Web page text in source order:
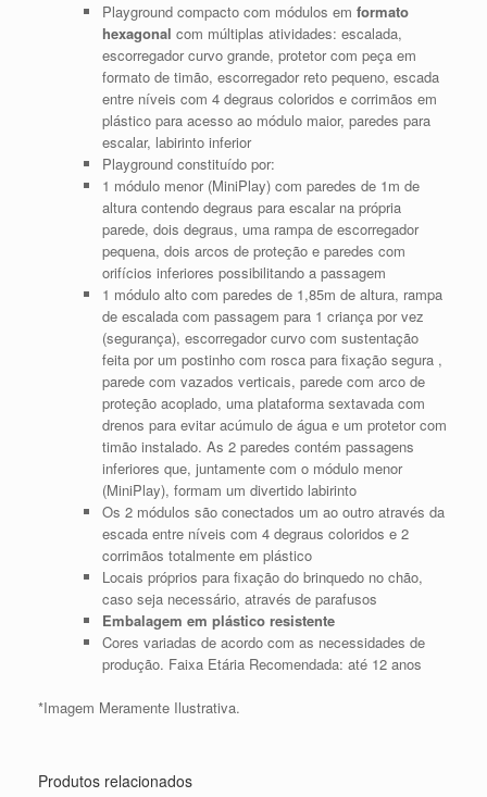
Playground compacto com módulos em formato
hexagonal com múltiplas atividades: escalada,
escorregador curvo grande, protetor com peça em
formato de timão, escorregador reto pequeno, escada
entre níveis com 4 degraus coloridos e corrimãos em
plástico para acesso ao módulo maior, paredes para
escalar, labirinto inferior
Playground constituído por:
1 módulo menor (MiniPlay) com paredes de 1m de
altura contendo degraus para escalar na própria
parede, dois degraus, uma rampa de escorregador
pequena, dois arcos de proteção e paredes com
orifícios inferiores possibilitando a passagem
1 módulo alto com paredes de 1,85m de altura, rampa
de escalada com passagem para 1 criança por vez
(segurança), escorregador curvo com sustentação
feita por um postinho com rosca para fixação segura ,
parede com vazados verticais, parede com arco de
proteção acoplado, uma plataforma sextavada com
drenos para evitar acúmulo de água e um protetor com
timão instalado. As 2 paredes contém passagens
inferiores que, juntamente com o módulo menor
(MiniPlay), formam um divertido labirinto
Os 2 módulos são conectados um ao outro através da
escada entre níveis com 4 degraus coloridos e 2
corrimãos totalmente em plástico
Locais próprios para fixação do brinquedo no chão,
caso seja necessário, através de parafusos
Embalagem em plástico resistente
Cores variadas de acordo com as necessidades de
produção. Faixa Etária Recomendada: até 12 anos
*Imagem Meramente Ilustrativa.
Produtos relacionados